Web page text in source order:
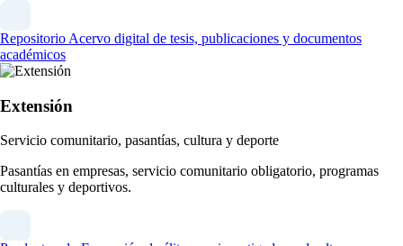
Repositorio Acervo digital de tesis, publicaciones y documentos
académicos
Extensión
Servicio comunitario, pasantías, cultura y deporte
Pasantías en empresas, servicio comunitario obligatorio, programas
culturales y deportivos.